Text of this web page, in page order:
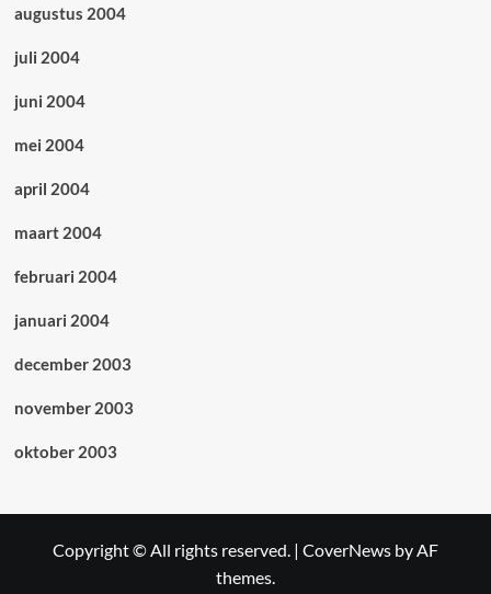
augustus 2004
juli 2004
juni 2004
mei 2004
april 2004
maart 2004
februari 2004
januari 2004
december 2003
november 2003
oktober 2003
Copyright © All rights reserved. | CoverNews by AF
themes.